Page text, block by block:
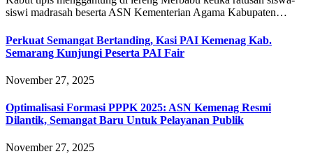
siswi madrasah beserta ASN Kementerian Agama Kabupaten…
Perkuat Semangat Bertanding, Kasi PAI Kemenag Kab.
Semarang Kunjungi Peserta PAI Fair
November 27, 2025
Optimalisasi Formasi PPPK 2025: ASN Kemenag Resmi
Dilantik, Semangat Baru Untuk Pelayanan Publik
November 27, 2025